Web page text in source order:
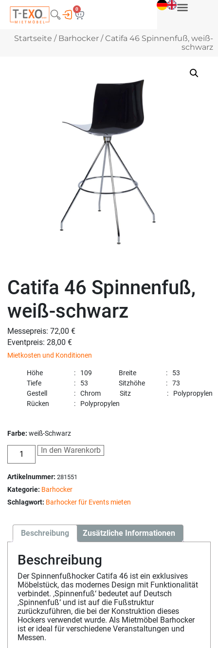
0
Startseite / Barhocker / Catifa 46 Spinnenfuß, weiß-
schwarz
Catifa 46 Spinnenfuß,
weiß-schwarz
Messepreis: 72,00 €
Eventpreis: 28,00 €
Mietkosten und Konditionen
Höhe 109 Breite
53
Tiefe
53 Sitzhöhe
73
Gestell
Chrom Sitz
Polypropylen
Rücken
Polypropylen
Farbe: weiß-Schwarz
In den Warenkorb
Artikelnummer: 281551
Kategorie: Barhocker
Schlagwort: Barhocker für Events mieten
Beschreibung Zusätzliche Informationen
Beschreibung
Der Spinnenfußhocker Catifa 46 ist ein exklusives
Möbelstück, das modernes Design mit Funktionalität
verbindet. ‚Spinnenfuß‘ bedeutet auf Deutsch
‚Spinnenfuß‘ und ist auf die Fußstruktur
zurückzuführen, die bei der Konstruktion dieses
Hockers verwendet wurde. Als Mietmöbel Barhocker
ist er ideal für verschiedene Veranstaltungen und
Messen.